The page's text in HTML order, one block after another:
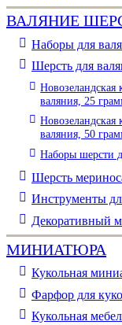
ВАЛЯНИЕ
Наборы для
Шерсть для
Новозеландская
валяния, 25
Новозеландская
валяния, 50
Наборы шерсти
Шерсть
Инструменты
Декоративный
МИНИАТЮРА
Кукольная
Фарфор для
Кукольная